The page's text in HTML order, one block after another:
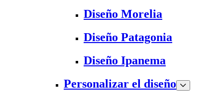
Diseño Morelia
Diseño Patagonia
Diseño Ipanema
Personalizar el diseño